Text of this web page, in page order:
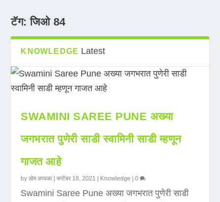
टॅग:जिओ 84
KNOWLEDGE Latest
SWAMINI SAREE PUNE अख्या
जगभरात पुणेरी साडी स्वामिनी साडी म्हणून
गाजत आहे
byडोम कावळा |सप्टेंबर 18, 2021 Knowledge |0
Swamini Saree Pune अख्या जगभरात पुणेरी साडी